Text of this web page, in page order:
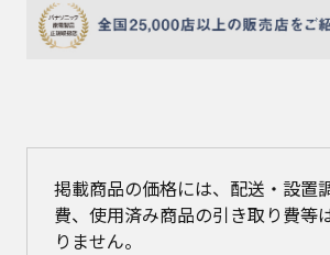
掲載商品の価格には、配送・設置
費、使用済み商品の引き取り費等
りません。